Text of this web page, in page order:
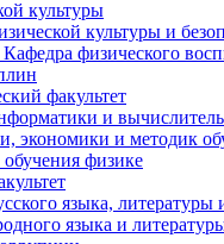
культуры
культуры и
Кафедра физического
факультет
и
экономики и методик
физике
языка, литературы
языка и